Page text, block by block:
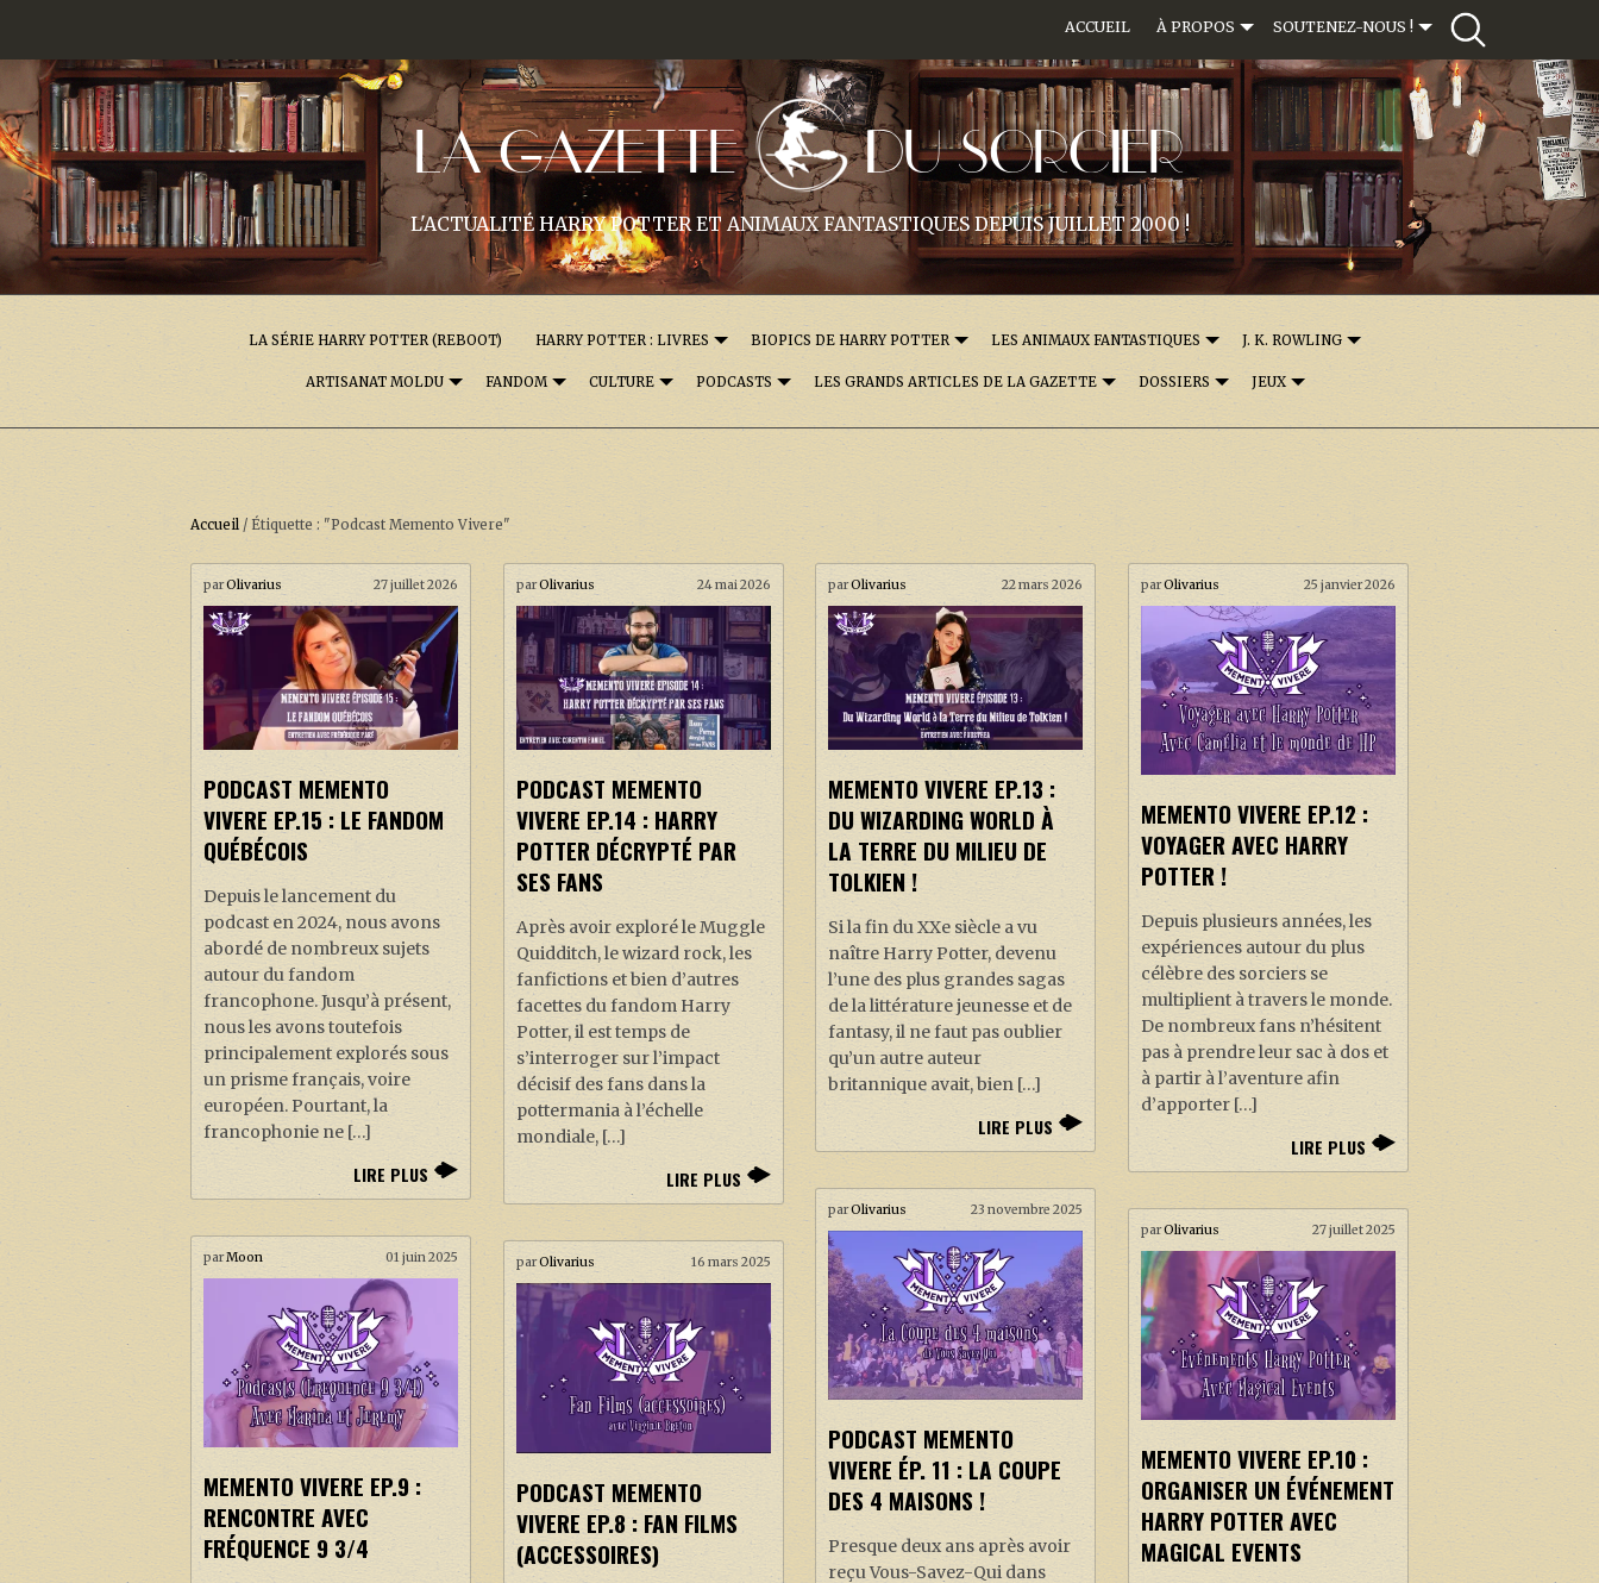
ACCUEIL À PROPOS SOUTENEZ-NOUS !
LA GAZETTE DU SORCIER
L'ACTUALITÉ HARRY POTTER ET ANIMAUX FANTASTIQUES DEPUIS JUILLET 2000 !
LA SÉRIE HARRY POTTER (REBOOT) HARRY POTTER : LIVRES BIOPICS DE HARRY POTTER LES ANIMAUX FANTASTIQUES J. K. ROWLING
ARTISANAT MOLDU FANDOM CULTURE PODCASTS LES GRANDS ARTICLES DE LA GAZETTE DOSSIERS JEUX
Accueil /Étiquette : "Podcast Memento Vivere"
parOlivarius 27 juillet 2026
PODCAST MEMENTO
VIVERE EP.15 : LE FANDOM
QUÉBÉCOIS
Depuis le lancement du
podcast en 2024, nous avons
abordé de nombreux sujets
autour du fandom
francophone. Jusqu’à présent,
nous les avons toutefois
principalement explorés sous
un prisme français, voire
européen. Pourtant, la
francophonie ne […]
LIRE PLUS
parOlivarius 24 mai 2026
PODCAST MEMENTO
VIVERE EP.14 : HARRY
POTTER DÉCRYPTÉ PAR
SES FANS
Après avoir exploré le Muggle
Quidditch, le wizard rock, les
fanfictions et bien d’autres
facettes du fandom Harry
Potter, il est temps de
s’interroger sur l’impact
décisif des fans dans la
pottermania à l’échelle
mondiale, […]
LIRE PLUS
parOlivarius 22 mars 2026
MEMENTO VIVERE EP.13 :
DU WIZARDING WORLD À
LA TERRE DU MILIEU DE
TOLKIEN !
Si la fin du XXe siècle a vu
naître Harry Potter, devenu
l’une des plus grandes sagas
de la littérature jeunesse et de
fantasy, il ne faut pas oublier
qu’un autre auteur
britannique avait, bien […]
LIRE PLUS
parOlivarius 25 janvier 2026
MEMENTO VIVERE EP.12 :
VOYAGER AVEC HARRY
POTTER !
Depuis plusieurs années, les
expériences autour du plus
célèbre des sorciers se
multiplient à travers le monde.
De nombreux fans n’hésitent
pas à prendre leur sac à dos et
à partir à l’aventure afin
d’apporter […]
LIRE PLUS
parOlivarius 23 novembre 2025
PODCAST MEMENTO
VIVERE ÉP. 11 : LA COUPE
DES 4 MAISONS !
Presque deux ans après avoir
reçu Vous-Savez-Qui dans
parOlivarius 27 juillet 2025
MEMENTO VIVERE EP.10 :
ORGANISER UN ÉVÉNEMENT
HARRY POTTER AVEC
MAGICAL EVENTS
parMoon 01 juin 2025
MEMENTO VIVERE EP.9 :
RENCONTRE AVEC
FRÉQUENCE 9 3/4
parOlivarius 16 mars 2025
PODCAST MEMENTO
VIVERE EP.8 : FAN FILMS
(ACCESSOIRES)